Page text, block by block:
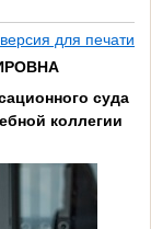
версия для печати
суда
коллегии